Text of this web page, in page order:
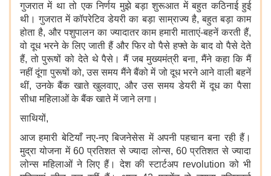
गुजरात में था तो एक निर्णय मुझे बड़ा शुरूआत में बहुत कठिनाई हुई
थी। गुजरात में कॉपरेटिव डेयरी का बड़ा साम्राज्य है, बहुत बड़ा काम
होता है, और पशुपालन का ज्यादातर काम हमारी माताएं-बहनें करती हैं,
वो दूध भरने के लिए जाती हैं और फिर वो पैसे हफ्ते के बाद वो पैसे देते
हैं, तो पुरूषों को देते थे पैसे। मैं जब मुख्यमंत्री बना, मैंने कहा कि मैं
नहीं दूंगा पुरूषों को, उस समय मैंने बैंको में जो दूध भरने आने वाली बहनें
थीं, उनके बैंक खाते खुलवाए, और उस समय डेयरी में दूध का पैसा
सीधा महिलाओं के बैंक खाते में जाने लगा।
साथियों,
आज हमारी बेटियाँ नए-नए बिजनेसेस में अपनी पहचान बना रही हैं।
मुद्रा योजना में 60 प्रतिशत से ज्यादा लोन्स, 60 प्रतिशत से ज्यादा
लोन्स महिलाओं ने लिए हैं। देश की स्टार्टअप revolution को भी